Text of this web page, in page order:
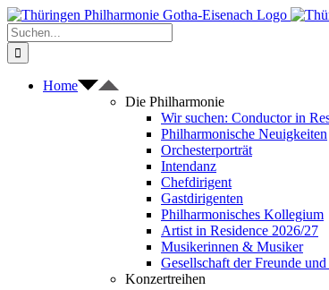
Zum
Inhalt
springen
Suche
nach:
Home
Die Philharmonie
Wir suchen: Conductor in
Philharmonische Neuigkeiten
Orchesterporträt
Intendanz
Chefdirigent
Gastdirigenten
Philharmonisches Kollegium
Artist in Residence 2026/27
Musikerinnen & Musiker
Gesellschaft der Freunde
Konzertreihen